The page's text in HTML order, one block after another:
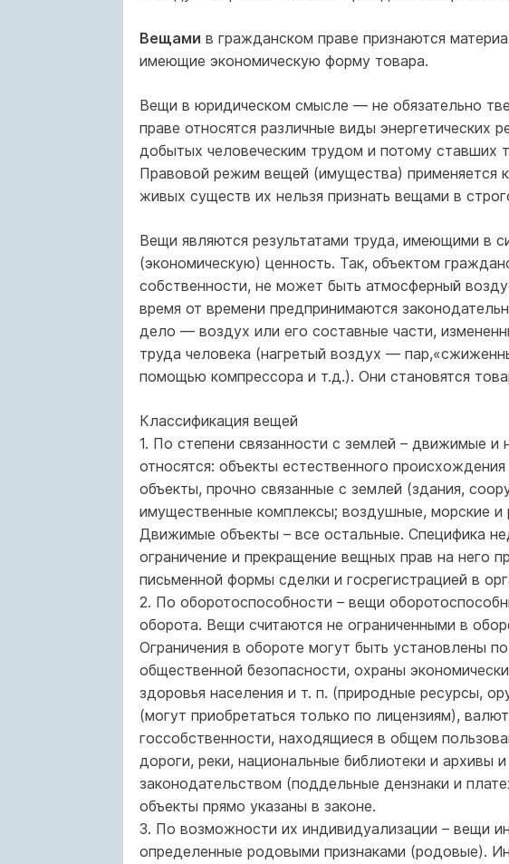
Вещами в гражданском праве признаются
имеющие экономическую форму товара.
Вещи в юриди­ческом смысле — не обязательно
праве относятся различные виды энергетических
добытых человеческим трудом и пото­му ставших
Правовой режим вещей (имущества) применяется
живых существ их нельзя признать вещами в
Вещи являются результатами труда, имеющими в
(экономическую) ценность. Так, объектом
собственности, не может быть атмо­сферный
время от времени предпринимаются
дело — воздух или его составные части,
труда человека (нагретый воздух —
помощью компрессора и т.д.). Они становятся
Классификация вещей
1. По степени связанности с землей – движимые
относятся: объекты естественного
объекты, прочно связанные с землей (здания,
имущественные комплексы; воздушные, морские и
Движимые объекты – все остальные. Специфика
ограничение и прекращение вещных прав на него
письменной формы сделки и госрегистрацией в
2. По оборотоспособности – вещи
оборота. Вещи считаются не ограниченными в
Ограничения в обороте могут быть установлены
общественной безопасности, охраны
здоровья населения и т. п. (природные ресурсы,
(могут приобретаться только по лицензиям),
госсобственности, находящиеся в общем
дороги, реки, национальные библиотеки и архивы
законодательством (поддельные дензнаки и
объекты прямо указаны в законе.
3. По возможности их индивидуализации – вещи
определенные родовыми признаками (родовые).